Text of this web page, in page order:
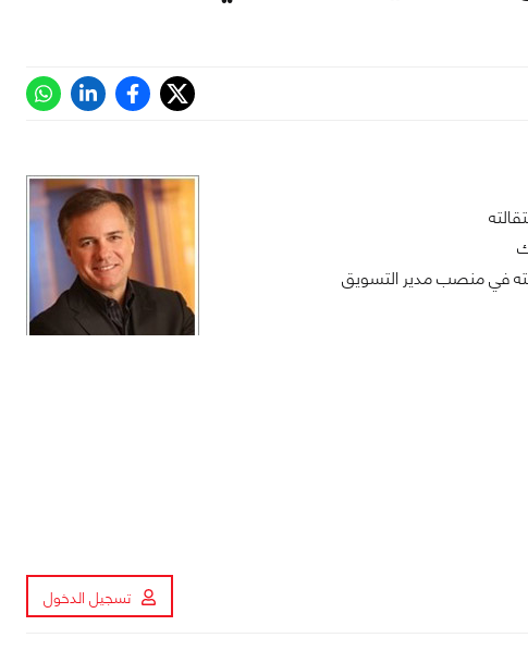
في منصب مدير التسويق
تسجيل الدخول